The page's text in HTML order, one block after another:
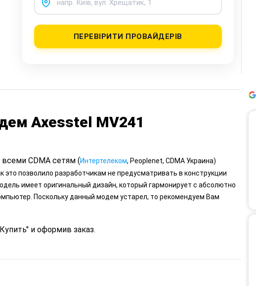
ПЕРЕВІРИТИ ПРОВАЙДЕРІВ
Axesstel MV241
CDMA сетям (Интертелеком, Peoplenet, CDMA Украина)
позволило разработчикам не предусматривать в конструкции
имеет оригинальный дизайн, который гармонирует с абсолютно
Поскольку данный модем устарел, то рекомендуем Вам
и оформив заказ.